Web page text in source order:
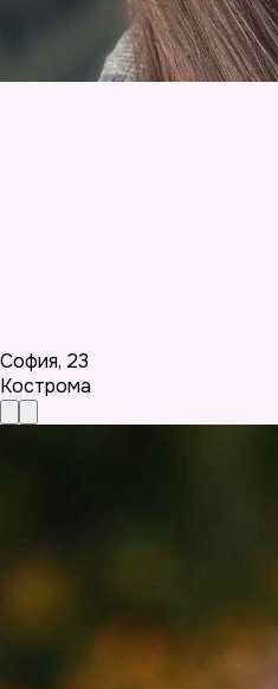
София, 23
Кострома